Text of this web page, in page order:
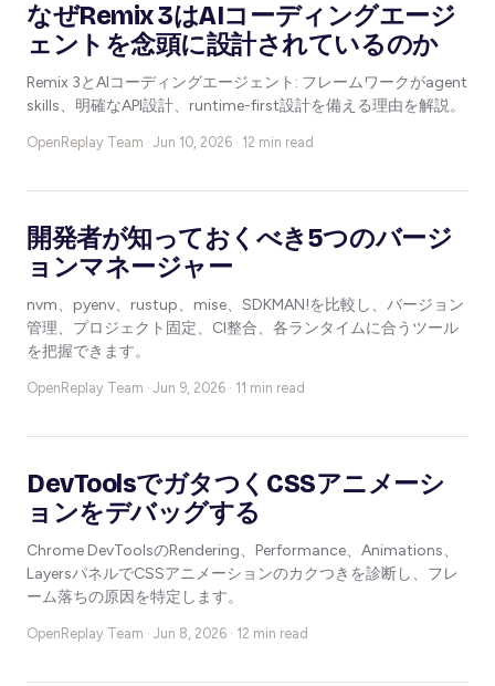
なぜRemix 3はAIコーディングエージ
ェントを念頭に設計されているのか
Remix 3とAIコーディングエージェント: フレームワークがagent
skills、明確なAPI設計、runtime-first設計を備える理由を解説。
OpenReplay Team · Jun 10, 2026 · 12 min read
開発者が知っておくべき5つのバージ
ョンマネージャー
nvm、pyenv、rustup、mise、SDKMAN!を比較し、バージョン
管理、プロジェクト固定、CI整合、各ランタイムに合うツール
を把握できます。
OpenReplay Team · Jun 9, 2026 · 11 min read
DevToolsでガタつくCSSアニメーシ
ョンをデバッグする
Chrome DevToolsのRendering、Performance、Animations、
LayersパネルでCSSアニメーションのカクつきを診断し、フレ
ーム落ちの原因を特定します。
OpenReplay Team · Jun 8, 2026 · 12 min read